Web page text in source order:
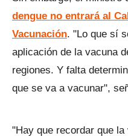
dengue no entrará al
Vacunación. "Lo que sí
aplicación de la vacuna
regiones. Y falta
que se va a vacunar",
"Hay que recordar que